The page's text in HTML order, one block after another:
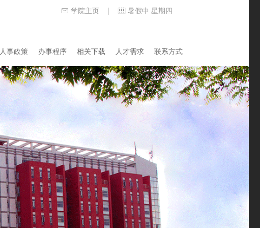
学院主页 | 暑假中 星期四
人事政策 办事程序 相关下载 人才需求 联系方式